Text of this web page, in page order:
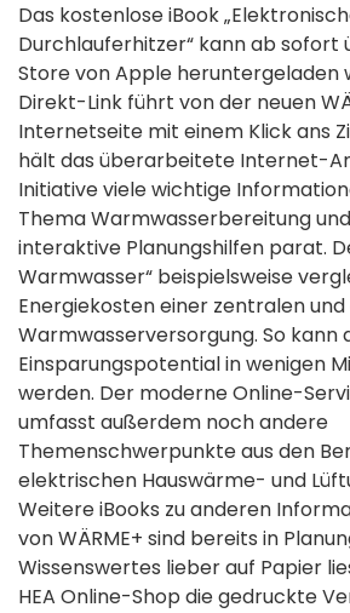
Das kostenlose iBook
Durchlauferhitzer“ kann ab sofort
Store von Apple heruntergeladen
Direkt-Link führt von der neuen
Internetseite mit einem Klick ans
hält das überarbeitete Internet-
Initiative viele wichtige
Thema Warmwasserbereitung
interaktive Planungshilfen parat.
Warmwasser“ beispielsweise
Energiekosten einer zentralen
Warmwasserversorgung. So kann
Einsparungspotential in wenigen
werden. Der moderne Online-
umfasst außerdem noch andere
Themenschwerpunkte aus den
elektrischen Hauswärme- und
Weitere iBooks zu anderen
von WÄRME+ sind bereits in
Wissenswertes lieber auf Papier
HEA Online-Shop die gedruckte